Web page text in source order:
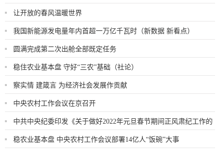
让开放的春风温暖世界
我国新能源发电量年内首超一万亿千瓦时（新数据 新看点）
圆满完成第二次出舱全部既定任务
稳住农业基本盘 守好“三农”基础（社论）
察实情 建箴言 为经济社会发展作贡献
中央农村工作会议在京召开
中共中央纪委印发《关于做好2022年元旦春节期间正风肃纪工作的
通知》
稳农业基本盘 中央农村工作会议部署14亿人“饭碗”大事